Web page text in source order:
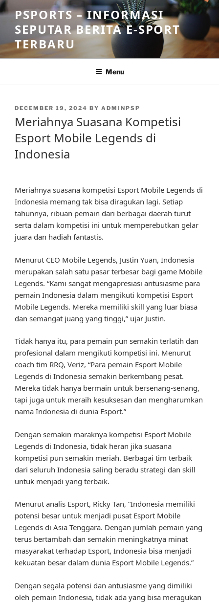
Skip
to
content
PSPORTS – INFORMASI
SEPUTAR BERITA E-SPORT
TERBARU
Menu
POSTED
DECEMBER 19, 2024 BY ADMINPSP
Meriahnya Suasana Kompetisi
Esport Mobile Legends di
Indonesia
Meriahnya suasana kompetisi Esport Mobile Legends di
Indonesia memang tak bisa diragukan lagi. Setiap
tahunnya, ribuan pemain dari berbagai daerah turut
serta dalam kompetisi ini untuk memperebutkan gelar
juara dan hadiah fantastis.
Menurut CEO Mobile Legends, Justin Yuan, Indonesia
merupakan salah satu pasar terbesar bagi game Mobile
Legends. “Kami sangat mengapresiasi antusiasme para
pemain Indonesia dalam mengikuti kompetisi Esport
Mobile Legends. Mereka memiliki skill yang luar biasa
dan semangat juang yang tinggi,” ujar Justin.
Tidak hanya itu, para pemain pun semakin terlatih dan
profesional dalam mengikuti kompetisi ini. Menurut
coach tim RRQ, Veriz, “Para pemain Esport Mobile
Legends di Indonesia semakin berkembang pesat.
Mereka tidak hanya bermain untuk bersenang-senang,
tapi juga untuk meraih kesuksesan dan mengharumkan
nama Indonesia di dunia Esport.”
Dengan semakin maraknya kompetisi Esport Mobile
Legends di Indonesia, tidak heran jika suasana
kompetisi pun semakin meriah. Berbagai tim terbaik
dari seluruh Indonesia saling beradu strategi dan skill
untuk menjadi yang terbaik.
Menurut analis Esport, Ricky Tan, “Indonesia memiliki
potensi besar untuk menjadi pusat Esport Mobile
Legends di Asia Tenggara. Dengan jumlah pemain yang
terus bertambah dan semakin meningkatnya minat
masyarakat terhadap Esport, Indonesia bisa menjadi
kekuatan besar dalam dunia Esport Mobile Legends.”
Dengan segala potensi dan antusiasme yang dimiliki
oleh pemain Indonesia, tidak ada yang bisa meragukan